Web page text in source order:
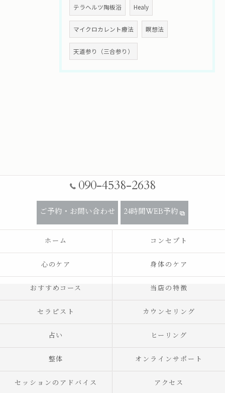
テラヘルツ陶板浴 Healy
マイクロカレント療法 瞑想法
天道参り（三合参り）
090-4538-2638
ご予約・お問い合わせ 24時間WEB予約
ホーム コンセプト
心のケア 身体のケア
おすすめコース 当店の特徴
セラピスト カウンセリング
占い ヒーリング
整体 オンラインサポート
セッションのアドバイス アクセス